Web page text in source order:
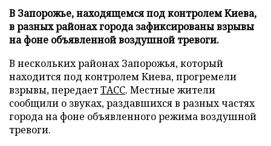
В Запорожье, находящемся под контролем Киева,
в разных районах города зафиксированы взрывы
на фоне объявленной воздушной тревоги.
В нескольких районах Запорожья, который
находится под контролем Киева, прогремели
взрывы, передаетТАСС. Местные жители
сообщили о звуках, раздавшихся в разных частях
города на фоне объявленного режима воздушной
тревоги.